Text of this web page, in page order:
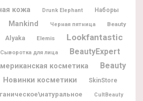
кожа
Drunk Elephant Наборы
Mankind Черная пятница
Beauty
Alyaka Elemis Lookfantastic
Сыворотка для лица BeautyExpert
косметика
Beauty
Новинки косметики SkinStore
CultBeauty